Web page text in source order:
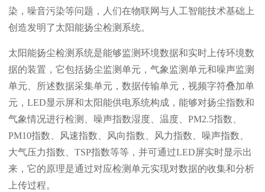
染，噪音污染等问题，人们在物联网与人工智能技术基础上
创造发明了太阳能扬尘检测系统。
太阳能扬尘检测系统是能够监测环境数据和实时上传环境数
据的装置，它包括扬尘监测单元，气象监测单元和噪声监测
单元、所述数据采集单元，数据传输单元，视频字符叠加单
元，LED显示屏和太阳能供电系统构成，能够对扬尘指数和
气象情况进行检测、噪声指数湿度、温度、PM2.5指数、
PM10指数、风速指数、风向指数、风力指数、噪声指数、
大气压力指数、TSP指数等等，并可通过LED屏实时显示出
来，它的原理是通过对应检测单元实现对数据的收集和分析
上传过程。